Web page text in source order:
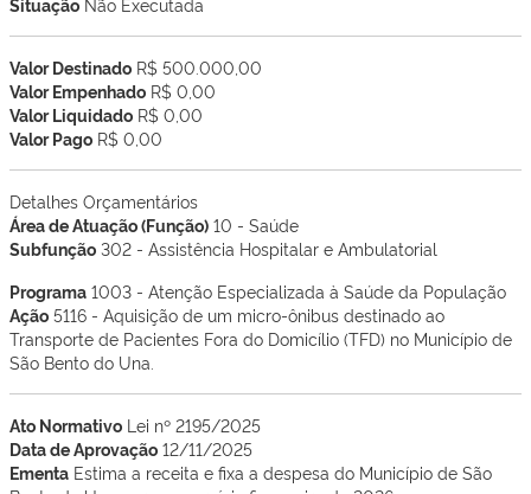
Valor Destinado R$ 500.000,00
Valor Empenhado R$ 0,00
Valor Liquidado R$ 0,00
Valor Pago R$ 0,00
Detalhes Orçamentários
Área de Atuação (Função) 10 - Saúde
Subfunção 302 - Assistência Hospitalar e Ambulatorial
Programa 1003 - Atenção Especializada à Saúde da População
Ação 5116 - Aquisição de um micro-ônibus destinado ao
Transporte de Pacientes Fora do Domicílio (TFD) no Município de
São Bento do Una.
Ato Normativo Lei nº 2195/2025
Data de Aprovação 12/11/2025
Ementa Estima a receita e fixa a despesa do Município de São